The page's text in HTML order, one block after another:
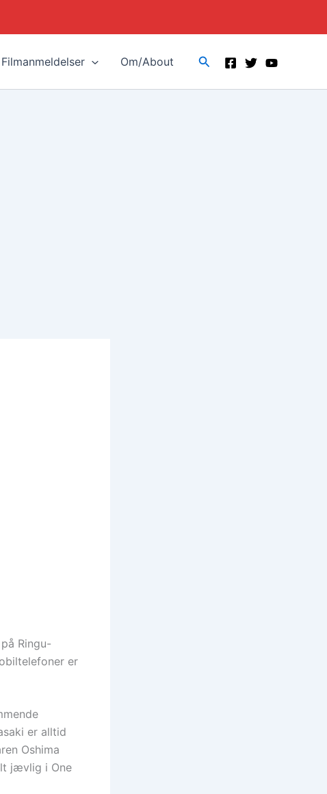
Filmanmeldelser Om/About Search
Ringu-
er
er alltid
Oshima
jævlig i One